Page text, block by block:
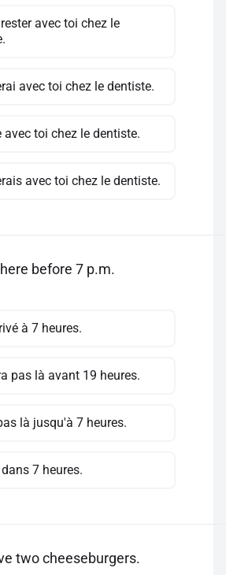
avec toi chez le
avec toi chez le dentiste.
avec toi chez le dentiste.
avec toi chez le dentiste.
before 7 p.m.
à 7 heures.
pas là avant 19 heures.
là jusqu'à 7 heures.
7 heures.
two cheeseburgers.